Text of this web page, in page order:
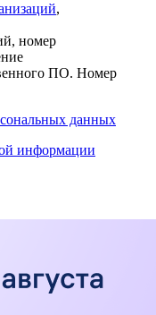
,
номер
ПО. Номер
данных
информации